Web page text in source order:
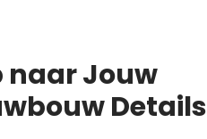
naar Jouw
Details